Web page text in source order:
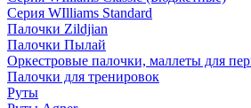
Серия WIlliams Standard
Палочки Zildjian
Палочки Пылай
Оркестровые палочки, маллеты для
Палочки для тренировок
Руты